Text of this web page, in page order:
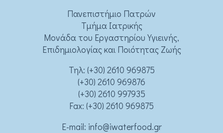
Πανεπιστήμιο Πατρών
Τμήμα Ιατρικής
Μονάδα του Εργαστηρίου Υγιεινής,
Επιδημιολογίας και Ποιότητας Ζωής
Τηλ: (+30) 2610 969875
(+30) 2610 969876
(+30) 2610 997935
Fax: (+30) 2610 969875
Ε-mail: info@iwaterfood.gr